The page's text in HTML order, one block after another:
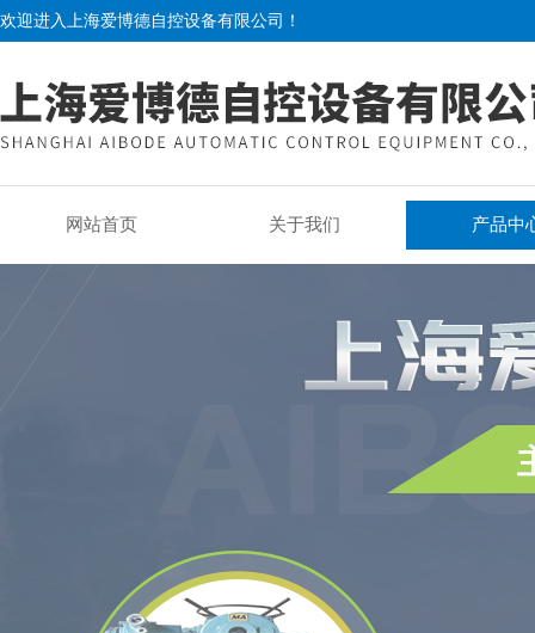
欢迎进入上海爱博德自控设备有限公司！
网站首页 关于我们 产品中